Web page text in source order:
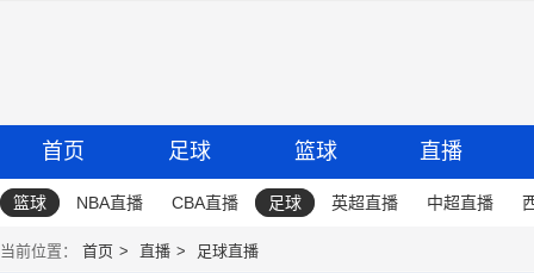
首页 足球 篮球 直播
篮球 NBA直播 CBA直播 足球 英超直播 中超直播
当前位置： 首页 直播 足球直播